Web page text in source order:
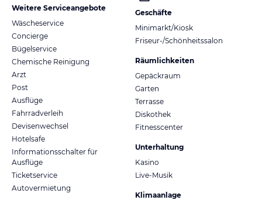
Weitere Serviceangebote
Wäscheservice
Concierge
Bügelservice
Chemische Reinigung
Arzt
Post
Ausflüge
Fahrradverleih
Devisenwechsel
Hotelsafe
Informationsschalter für
Ausflüge
Ticketservice
Autovermietung
Geschäfte
Minimarkt/Kiosk
Friseur-/Schönheitssalon
Räumlichkeiten
Gepäckraum
Garten
Terrasse
Diskothek
Fitnesscenter
Unterhaltung
Kasino
Live-Musik
Klimaanlage